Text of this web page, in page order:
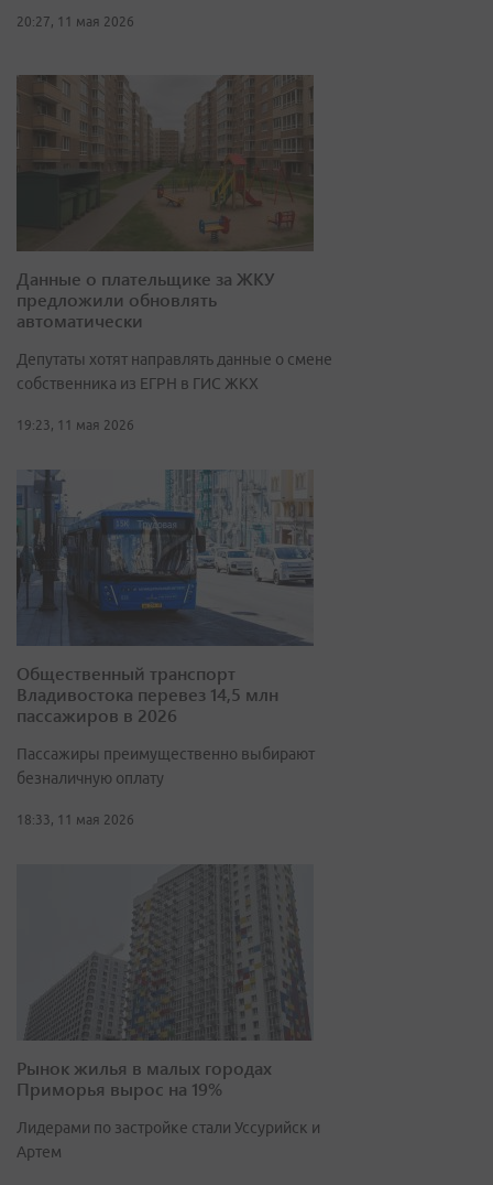
20:27, 11 мая 2026
Данные о плательщике за ЖКУ
предложили обновлять
автоматически
Депутаты хотят направлять данные о смене
собственника из ЕГРН в ГИС ЖКХ
19:23, 11 мая 2026
Общественный транспорт
Владивостока перевез 14,5 млн
пассажиров в 2026
Пассажиры преимущественно выбирают
безналичную оплату
18:33, 11 мая 2026
Рынок жилья в малых городах
Приморья вырос на 19%
Лидерами по застройке стали Уссурийск и
Артем